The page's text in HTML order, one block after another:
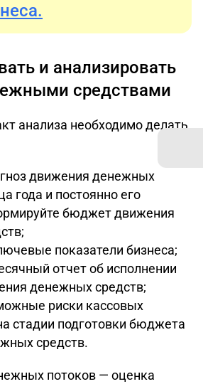
и анализировать
средствами
анализа необходимо делать
движения денежных
года и постоянно его
бюджет движения
показатели бизнеса;
отчет об исполнении
денежных средств;
риски кассовых
стадии подготовки бюджета
средств.
потоков — оценка